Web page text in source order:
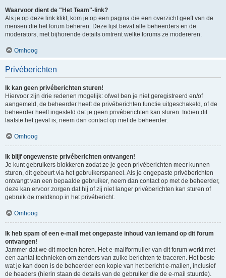
Waarvoor dient de "Het Team"-link?
Als je op deze link klikt, kom je op een pagina die een overzicht geeft van de
mensen die het forum beheren. Deze lijst bevat alle beheerders en de
moderators, met bijhorende details omtrent welke forums ze modereren.
Omhoog
Privéberichten
Ik kan geen privéberichten sturen!
Hiervoor zijn drie redenen mogelijk: ofwel ben je niet geregistreerd en/of
aangemeld, de beheerder heeft de privéberichten functie uitgeschakeld, of de
beheerder heeft ingesteld dat je geen privéberichten kan sturen. Indien dit
laatste het geval is, neem dan contact op met de beheerder.
Omhoog
Ik blijf ongewenste privéberichten ontvangen!
Je kunt gebruikers blokkeren zodat ze je geen privéberichten meer kunnen
sturen, dit gebeurt via het gebruikerspaneel. Als je ongepaste privéberichten
ontvangt van een bepaalde gebruiker, neem dan contact op met de beheerder,
deze kan ervoor zorgen dat hij of zij niet langer privéberichten kan sturen of
gebruik de meldknop in het privébericht.
Omhoog
Ik heb spam of een e-mail met ongepaste inhoud van iemand op dit forum
ontvangen!
Jammer dat we dit moeten horen. Het e-mailformulier van dit forum werkt met
een aantal technieken om zenders van zulke berichten te traceren. Het beste
wat je kan doen is de beheerder een kopie van het bericht e-mailen, inclusief
de headers (hierin staan de details van de gebruiker die de e-mail stuurde).